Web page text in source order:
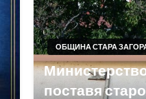
ОБЩИНА СТАРА
поставя